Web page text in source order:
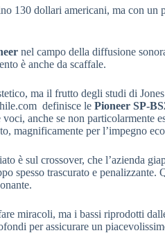
130 dollari americani, ma con un
nel campo della diffusione
è anche da scaffale.
ma il frutto degli studi di
definisce le Pioneer SP-
anche se non particolarmente
magnificamente per l’impegno
è sul crossover, che l’azienda
spesso trascurato e penalizzante.
miracoli, ma i bassi riprodotti
per assicurare un